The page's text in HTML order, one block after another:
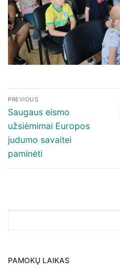
Navigacija
tarp
įrašų
PREVIOUS
Previous
post:
Saugaus eismo
užsiėmimai Europos
judumo savaitei
paminėti
PAMOKŲ LAIKAS